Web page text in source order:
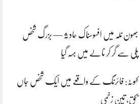
بھون نلہ میں افسوسناک حادثہ — بزرگ شخص
پلی سے گر کر نالے میں بہہ گیا
کہوٹہ: فائرنگ کے واقعے میں ایک شخص جاں
بحق، تین زخمی